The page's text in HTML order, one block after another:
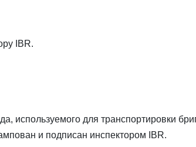
IBR.
используемого для транспортировки
и подписан инспектором IBR.